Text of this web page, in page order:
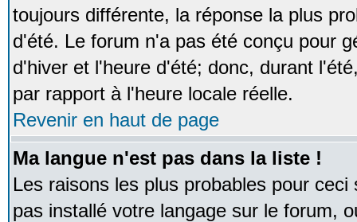
toujours différente, la réponse la plus
d'été. Le forum n'a pas été conçu pour
d'hiver et l'heure d'été; donc, durant
par rapport à l'heure locale réelle.
Revenir en haut de page
Ma langue n'est pas dans la liste !
Les raisons les plus probables pour
pas installé votre langage sur le forum,